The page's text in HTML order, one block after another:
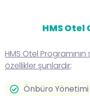
HMS
HMS Otel
özellikler şunlardır;
Önbüro Yönetimi